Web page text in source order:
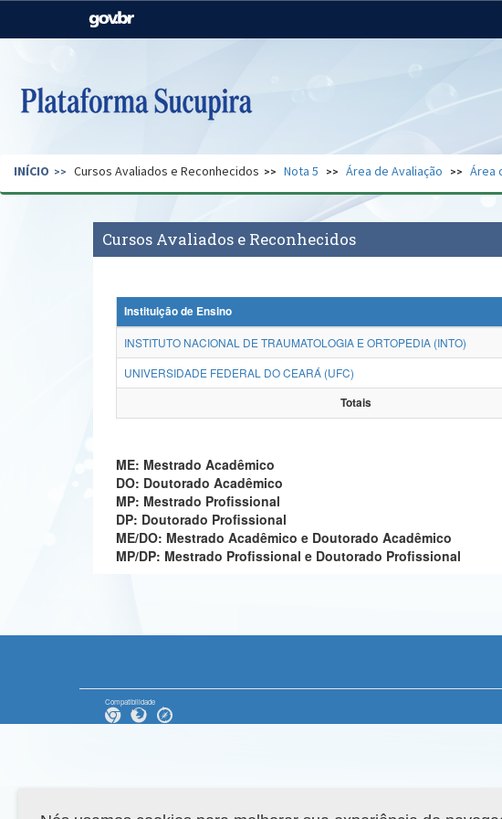
Casa Civil
Pecuária e Abastecimento
Ministério
Regional
Secretaria de Governo Gabinete de Segurança Advocacia-
INÍCIO Cursos Avaliados e Reconhecidos Nota 5 Área de Avaliação Área
Cursos Avaliados e Reconhecidos
Instituição de Ensino
INSTITUTO NACIONAL DE TRAUMATOLOGIA E ORTOPEDIA (INTO)
UNIVERSIDADE FEDERAL DO CEARÁ (UFC)
Totais
ME: Mestrado Acadêmico
DO: Doutorado Acadêmico
MP: Mestrado Profissional
DP: Doutorado Profissional
ME/DO: Mestrado Acadêmico e Doutorado Acadêmico
MP/DP: Mestrado Profissional e Doutorado Profissional
Compatibilidade